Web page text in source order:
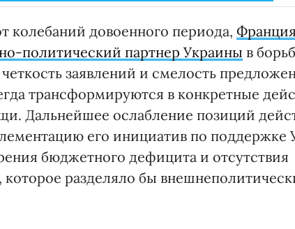
колебаний довоенного периода,
политический партнер Украины в
заявлений и смелость
трансформируются в конкретные
Дальнейшее ослабление позиций
его инициатив по поддержке
бюджетного дефицита и отсутствия
которое разделяло бы